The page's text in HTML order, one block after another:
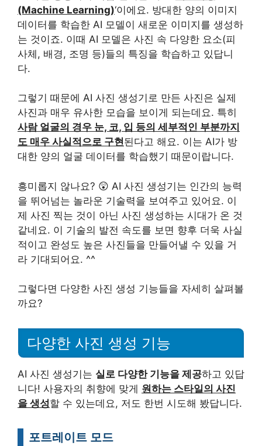
(Machine Learning)‘이에요. 방대한 양의 이미지
데이터를 학습한 AI 모델이 새로운 이미지를 생성하
는 것이죠. 이때 AI 모델은 사진 속 다양한 요소(피
사체, 배경, 조명 등)들의 특징을 학습하고 있답니
다.
그렇기 때문에 AI 사진 생성기로 만든 사진은 실제
사진과 매우 유사한 모습을 보이게 되는데요. 특히
사람 얼굴의 경우 눈, 코, 입 등의 세부적인 부분까지
도 매우 사실적으로 구현된다고 해요. 이는 AI가 방
대한 양의 얼굴 데이터를 학습했기 때문이랍니다.
흥미롭지 않나요? 😲 AI 사진 생성기는 인간의 능력
을 뛰어넘는 놀라운 기술력을 보여주고 있어요. 이
제 사진 찍는 것이 아닌 사진 생성하는 시대가 온 것
같네요. 이 기술의 발전 속도를 보면 향후 더욱 사실
적이고 완성도 높은 사진들을 만들어낼 수 있을 거
라 기대되어요. ^^
그렇다면 다양한 사진 생성 기능들을 자세히 살펴볼
까요?
다양한 사진 생성 기능
AI 사진 생성기는 실로 다양한 기능을 제공하고 있답
니다! 사용자의 취향에 맞게 원하는 스타일의 사진
을 생성할 수 있는데요, 저도 한번 시도해 봤답니다.
포트레이트 모드